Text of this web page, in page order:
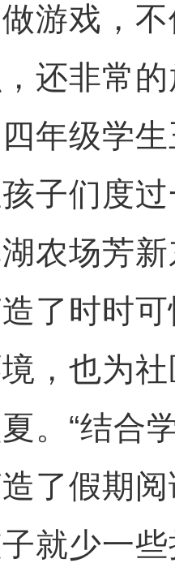
游戏，
还非常
年级学
们度过
农场芳
了时时
，也为
。“结合
了假期
就少一